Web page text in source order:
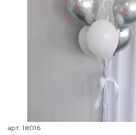
арт.18016